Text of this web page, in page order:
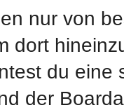
nur von
dort
du
der